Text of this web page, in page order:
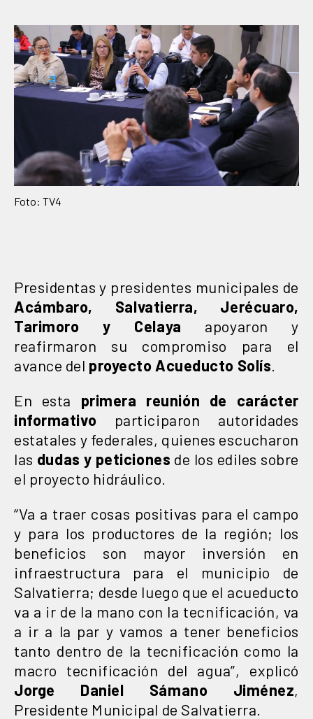
Foto: TV4
Presidentas y presidentes municipales de
Acámbaro, Salvatierra, Jerécuaro,
Tarimoro y Celaya apoyaron y
reafirmaron su compromiso para el
avance del proyecto Acueducto Solís
En esta primera reunión de carácter
informativo participaron autoridades
estatales y federales, quienes escucharon
las dudas y peticiones de los ediles sobre
el proyecto hidráulico.
“Va a traer cosas positivas para el campo
y para los productores de la región; los
beneficios son mayor inversión en
infraestructura para el municipio de
Salvatierra; desde luego que el acueducto
va a ir de la mano con la tecnificación, va
a ir a la par y vamos a tener beneficios
tanto dentro de la tecnificación como la
macro tecnificación del agua”, explicó
Jorge Daniel Sámano Jiménez,
Presidente Municipal de Salvatierra.